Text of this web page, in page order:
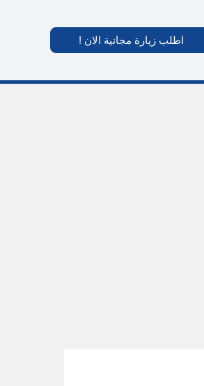
اطلب زيارة مجانية الان !